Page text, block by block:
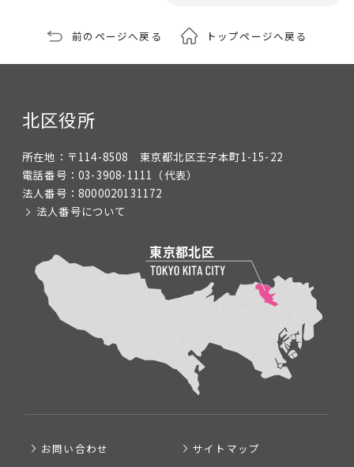
前のページへ戻る トップページへ戻る
北区役所
所在地： 〒114-8508 東京都北区王子本町1-15-22
電話番号： 03-3908-1111 （代表）
法人番号： 8000020131172
法人番号について
お問い合わせ
サイトマップ